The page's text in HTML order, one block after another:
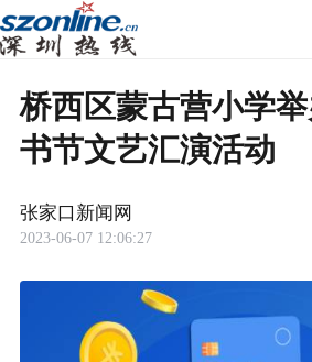
桥西区蒙古营小学
书节文艺汇演活动
张家口新闻网
2023-06-07 12:06:27